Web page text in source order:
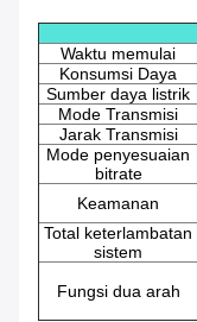
Waktu memulai
Konsumsi Daya
Sumber daya listrik
Mode Transmisi
Jarak Transmisi
Mode penyesuaian
bitrate
Keamanan
Total keterlambatan
sistem
Fungsi dua arah